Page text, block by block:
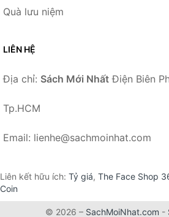
Quà lưu niệm
LIÊN HỆ
Địa chỉ: Sách Mới Nhất Điện Biên
Tp.HCM
Email: lienhe@sachmoinhat.com
Liên kết hữu ích: Tỷ giá, The Face Shop
Coin
© 2026 – SachMoiNhat.com -